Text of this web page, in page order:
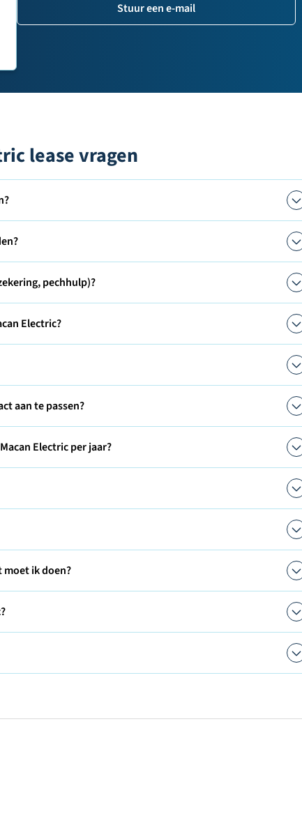
Stuur een e-mail
lease vragen
pechhulp)?
Electric?
aan te passen?
Electric per jaar?
moet ik doen?